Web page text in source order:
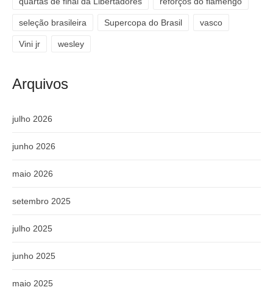
seleção brasileira Supercopa do Brasil vasco
Vini jr wesley
Arquivos
julho 2026
junho 2026
maio 2026
setembro 2025
julho 2025
junho 2025
maio 2025